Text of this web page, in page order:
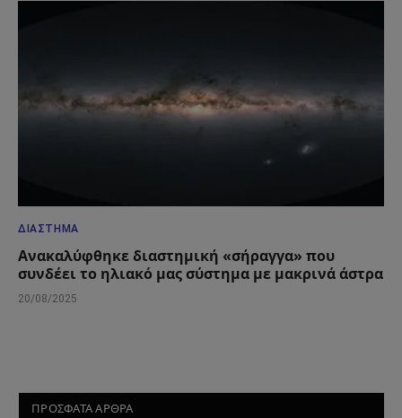
ΔΙΆΣΤΗΜΑ
Ανακαλύφθηκε διαστημική «σήραγγα» που
συνδέει το ηλιακό μας σύστημα με μακρινά άστρα
20/08/2025
ΠΡΟΣΦΑΤΑ ΑΡΘΡΑ